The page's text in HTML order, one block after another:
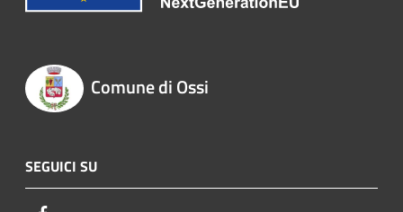
Comune di Ossi
SEGUICI SU